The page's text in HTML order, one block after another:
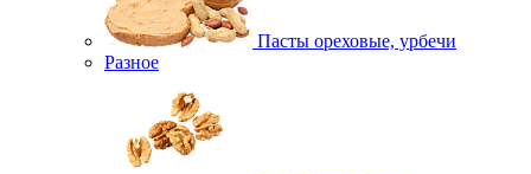
Пасты ореховые, урбечи
Разное